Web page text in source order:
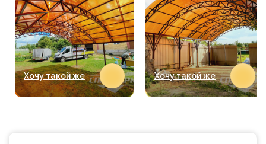
Хочу такой же Хочу такой же